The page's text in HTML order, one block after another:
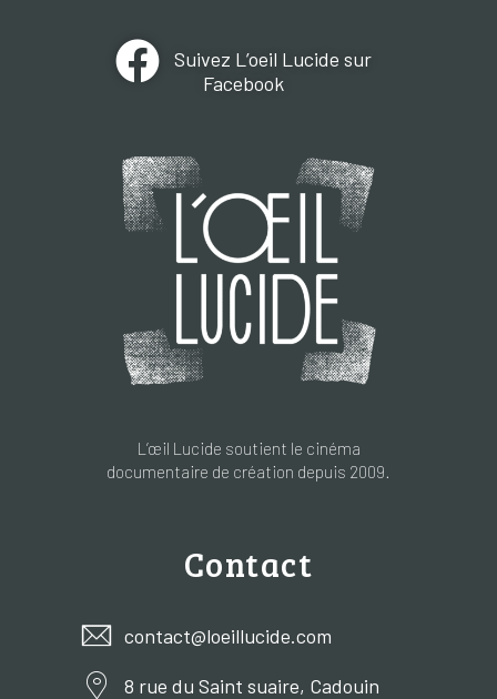
Suivez L’oeil Lucide sur
Facebook
L’œil Lucide soutient le cinéma
documentaire de création depuis 2009.
Contact
contact@loeillucide.com
8 rue du Saint suaire, Cadouin